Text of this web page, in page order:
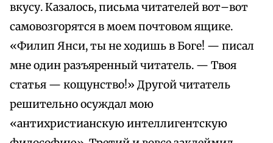
вкусу. Казалось, письма читателей вот–вот
самовозгорятся в моем почтовом ящике.
«Филип Янси, ты не ходишь в Боге! — писал
мне один разъяренный читатель. — Твоя
статья — кощунство!» Другой читатель
решительно осуждал мою
«антихристианскую интеллигентскую